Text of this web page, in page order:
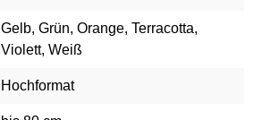
Gelb, Grün, Orange, Terracotta,
Violett, Weiß
Hochformat